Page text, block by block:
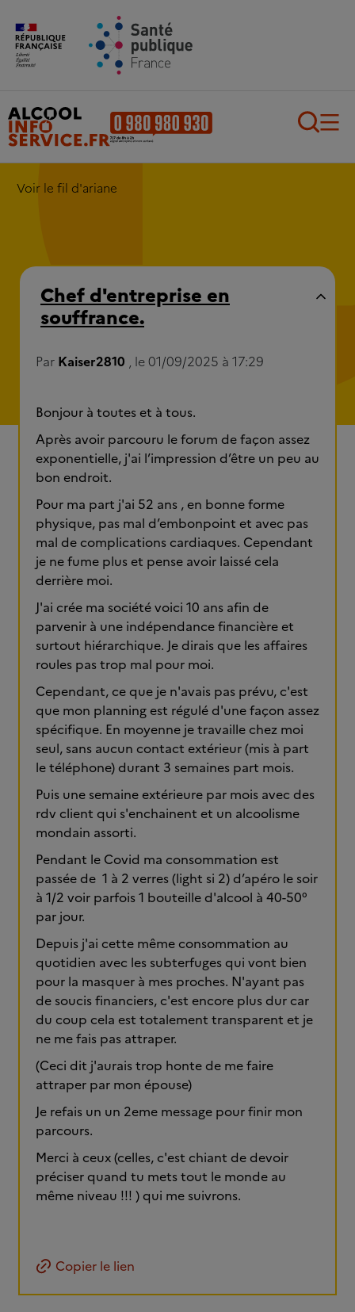
Aller au contenu principal
Voir le fil d'ariane
Chef d'entreprise en
souffrance.
Par Kaiser2810 , le 01/09/2025 à 17:29
Bonjour à toutes et à tous.
Après avoir parcouru le forum de façon assez
exponentielle, j'ai l’impression d’être un peu au
bon endroit.
Pour ma part j'ai 52 ans , en bonne forme
physique, pas mal d’embonpoint et avec pas
mal de complications cardiaques. Cependant
je ne fume plus et pense avoir laissé cela
derrière moi.
J'ai crée ma société voici 10 ans afin de
parvenir à une indépendance financière et
surtout hiérarchique. Je dirais que les affaires
roules pas trop mal pour moi.
Cependant, ce que je n'avais pas prévu, c'est
que mon planning est régulé d'une façon assez
spécifique. En moyenne je travaille chez moi
seul, sans aucun contact extérieur (mis à part
le téléphone) durant 3 semaines part mois.
Puis une semaine extérieure par mois avec des
rdv client qui s'enchainent et un alcoolisme
mondain assorti.
Pendant le Covid ma consommation est
passée de 1 à 2 verres (light si 2) d’apéro le soir
à 1/2 voir parfois 1 bouteille d'alcool à 40-50°
par jour.
Depuis j'ai cette même consommation au
quotidien avec les subterfuges qui vont bien
pour la masquer à mes proches. N'ayant pas
de soucis financiers, c'est encore plus dur car
du coup cela est totalement transparent et je
ne me fais pas attraper.
(Ceci dit j'aurais trop honte de me faire
attraper par mon épouse)
Je refais un un 2eme message pour finir mon
parcours.
Merci à ceux (celles, c'est chiant de devoir
préciser quand tu mets tout le monde au
même niveau !!! ) qui me suivrons.
Copier le lien